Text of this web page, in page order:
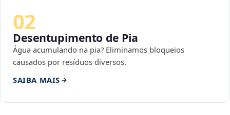
02
Desentupimento de Pia
Água acumulando na pia? Eliminamos bloqueios
causados por resíduos diversos.
SAIBA MAIS